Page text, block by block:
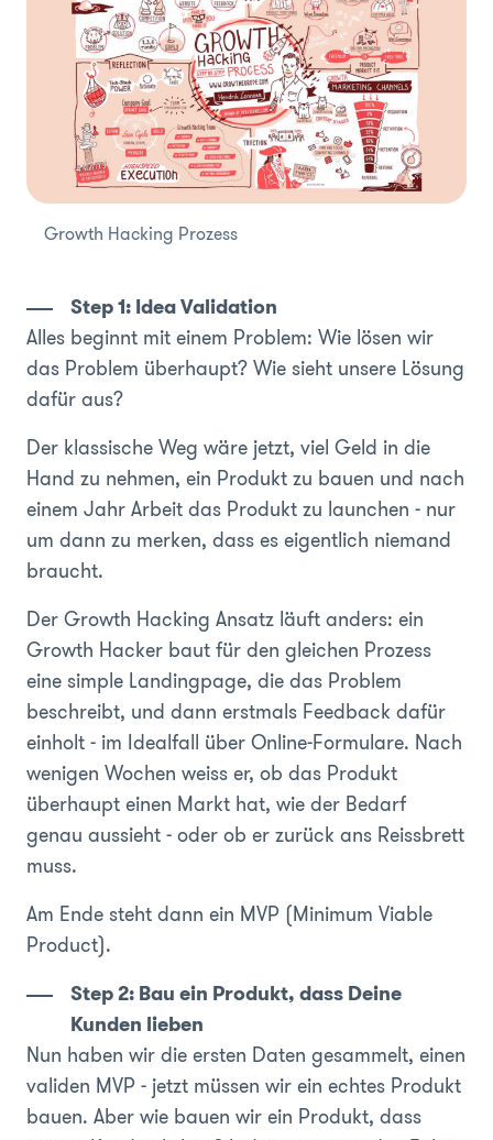
Growth Hacking Prozess
Step 1: Idea Validation
Alles beginnt mit einem Problem: Wie lösen wir
das Problem überhaupt? Wie sieht unsere Lösung
dafür aus?
Der klassische Weg wäre jetzt, viel Geld in die
Hand zu nehmen, ein Produkt zu bauen und nach
einem Jahr Arbeit das Produkt zu launchen - nur
um dann zu merken, dass es eigentlich niemand
braucht.
Der Growth Hacking Ansatz läuft anders: ein
Growth Hacker baut für den gleichen Prozess
eine simple Landingpage, die das Problem
beschreibt, und dann erstmals Feedback dafür
einholt - im Idealfall über Online-Formulare. Nach
wenigen Wochen weiss er, ob das Produkt
überhaupt einen Markt hat, wie der Bedarf
genau aussieht - oder ob er zurück ans Reissbrett
muss.
Am Ende steht dann ein MVP (Minimum Viable
Product).
Step 2: Bau ein Produkt, dass Deine
Kunden lieben
Nun haben wir die ersten Daten gesammelt, einen
validen MVP - jetzt müssen wir ein echtes Produkt
bauen. Aber wie bauen wir ein Produkt, dass